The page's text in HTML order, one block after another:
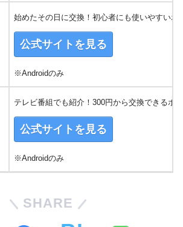
始めたその日に交換！初心者にも使いやすいポ
公式サイトを見る
※Androidのみ
テレビ番組でも紹介！300円から交換できるポ
公式サイトを見る
※Androidのみ
SHARE